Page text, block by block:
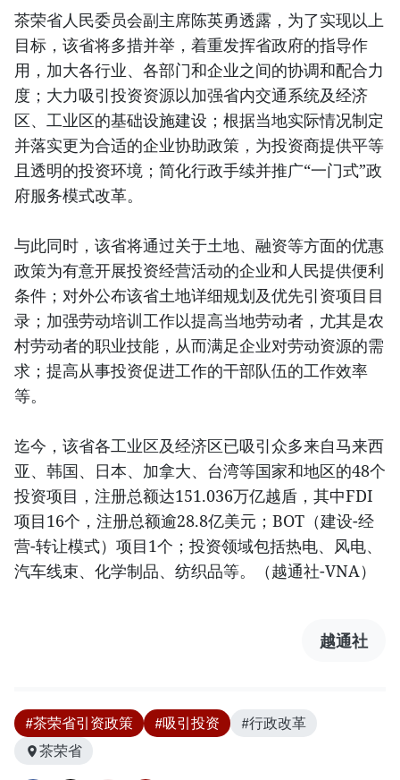
茶荣省人民委员会副主席陈英勇透露，为了实现以上
目标，该省将多措并举，着重发挥省政府的指导作
用，加大各行业、各部门和企业之间的协调和配合力
度；大力吸引投资资源以加强省内交通系统及经济
区、工业区的基础设施建设；根据当地实际情况制定
并落实更为合适的企业协助政策，为投资商提供平等
且透明的投资环境；简化行政手续并推广“一门式”政
府服务模式改革。
与此同时，该省将通过关于土地、融资等方面的优惠
政策为有意开展投资经营活动的企业和人民提供便利
条件；对外公布该省土地详细规划及优先引资项目目
录；加强劳动培训工作以提高当地劳动者，尤其是农
村劳动者的职业技能，从而满足企业对劳动资源的需
求；提高从事投资促进工作的干部队伍的工作效率
等。
迄今，该省各工业区及经济区已吸引众多来自马来西
亚、韩国、日本、加拿大、台湾等国家和地区的48个
投资项目，注册总额达151.036万亿越盾，其中FDI
项目16个，注册总额逾28.8亿美元；BOT（建设-经
营-转让模式）项目1个；投资领域包括热电、风电、
汽车线束、化学制品、纺织品等。（越通社-VNA）
越通社
#茶荣省引资政策 #吸引投资
#行政改革
茶荣省